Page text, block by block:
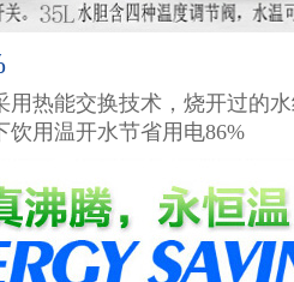
用热能交换技术，烧开过的
饮用温开水节省用电86%